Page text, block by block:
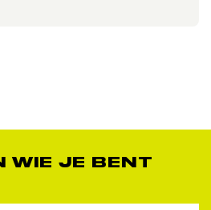
WIE JE BENT